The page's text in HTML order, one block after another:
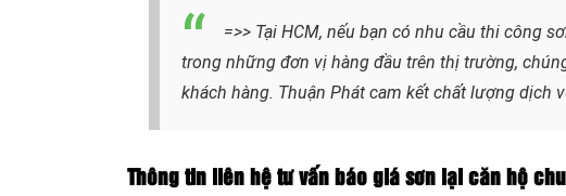
=>> Tại HCM, nếu bạn có nhu cầu thi công
trong những đơn vị hàng đầu trên thị trường,
khách hàng. Thuận Phát cam kết chất lượng dịch
Thông tin liên hệ tư vấn báo giá sơn lại căn hộ